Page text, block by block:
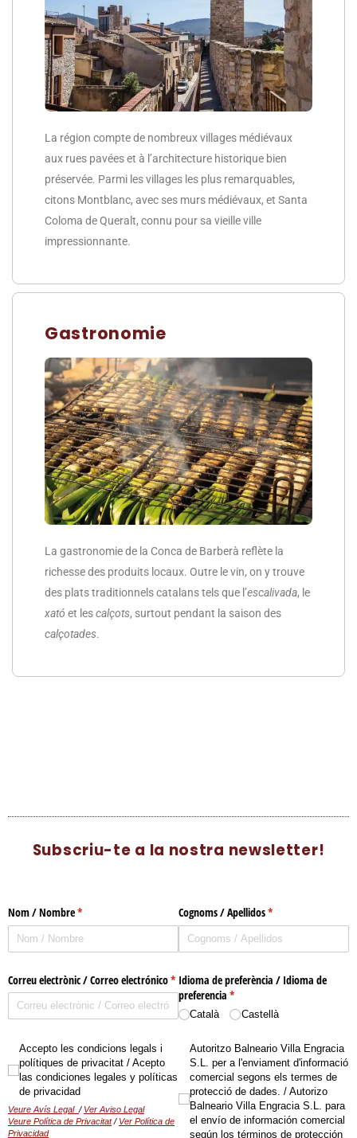
La région compte de nombreux villages médiévaux
aux rues pavées et à l’architecture historique bien
préservée. Parmi les villages les plus remarquables,
citons Montblanc, avec ses murs médiévaux, et Santa
Coloma de Queralt, connu pour sa vieille ville
impressionnante.
Gastronomie
La gastronomie de la Conca de Barberà reflète la
richesse des produits locaux. Outre le vin, on y trouve
des plats traditionnels catalans tels que l’escalivada, le
xató et lescalçots, surtout pendant la saison des
calçotades.
Subscriu-te a la nostra newsletter!